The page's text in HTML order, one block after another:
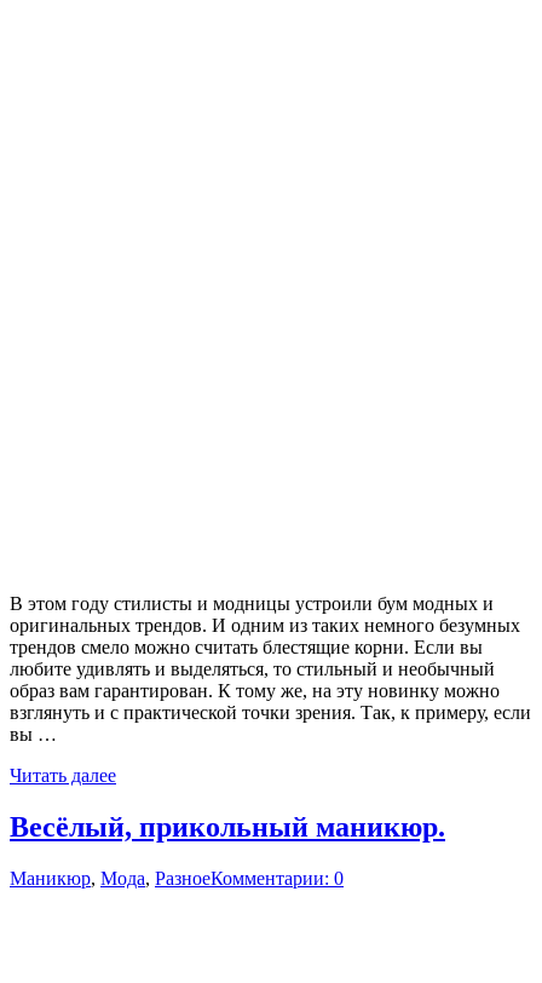
В этом году стилисты и модницы устроили бум модных и
оригинальных трендов. И одним из таких немного безумных
трендов смело можно считать блестящие корни. Если вы
любите удивлять и выделяться, то стильный и необычный
образ вам гарантирован. К тому же, на эту новинку можно
взглянуть и с практической точки зрения. Так, к примеру, если
вы …
Читать далее
Весёлый, прикольный маникюр.
Маникюр, Мода, РазноеКомментарии: 0